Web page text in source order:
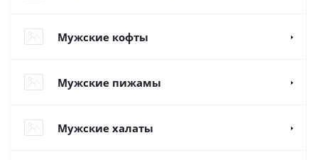
Мужские кофты
Мужские пижамы
Мужские халаты